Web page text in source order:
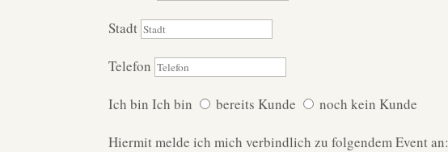
Stadt
Telefon
Ich bin Ich bin bereits Kunde noch kein Kunde
Hiermit melde ich mich verbindlich zu folgendem Event an: